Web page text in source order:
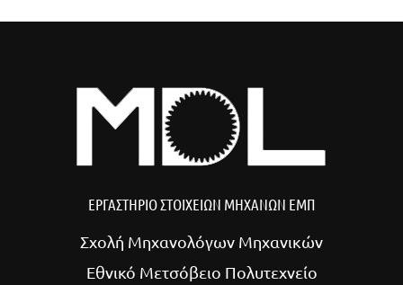
ΕΡΓΑΣΤΗΡΙΟ ΣΤΟΙΧΕΙΩΝ ΜΗΧΑΝΩΝ ΕΜΠ
Σχολή Μηχανολόγων Μηχανικών
Εθνικό Μετσόβειο Πολυτεχνείο